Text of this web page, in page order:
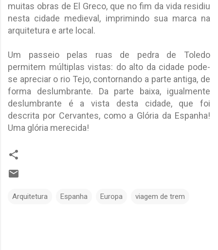
muitas obras de El Greco, que no fim da vida residiu
nesta cidade medieval, imprimindo sua marca na
arquitetura e arte local.
Um passeio pelas ruas de pedra de Toledo
permitem múltiplas vistas: do alto da cidade pode-
se apreciar o rio Tejo, contornando a parte antiga, de
forma deslumbrante. Da parte baixa, igualmente
deslumbrante é a vista desta cidade, que foi
descrita por Cervantes, como a Glória da Espanha!
Uma glória merecida!
Arquitetura Espanha Europa viagem de trem